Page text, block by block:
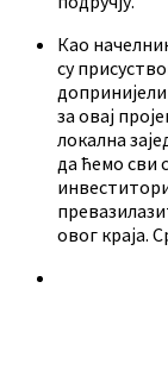
Као
су
за овај
локална
да ћемо сви
овог краја.